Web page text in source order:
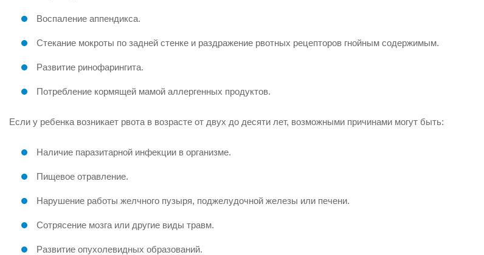
Воспаление аппендикса.
Стекание мокроты по задней стенке и раздражение рвотных рецепторов гнойным содержимым.
Развитие ринофарингита.
Потребление кормящей мамой аллергенных продуктов.
Если у ребенка возникает рвота в возрасте от двух до десяти лет, возможными причинами могут быть:
Наличие паразитарной инфекции в организме.
Пищевое отравление.
Нарушение работы желчного пузыря, поджелудочной железы или печени.
Сотрясение мозга или другие виды травм.
Развитие опухолевидных образований.